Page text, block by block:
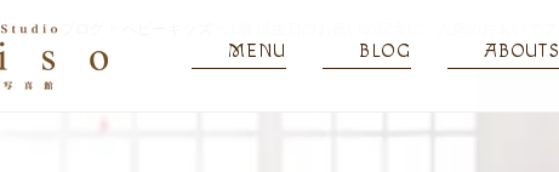
MENU BLOG ABOUTS
HOME>